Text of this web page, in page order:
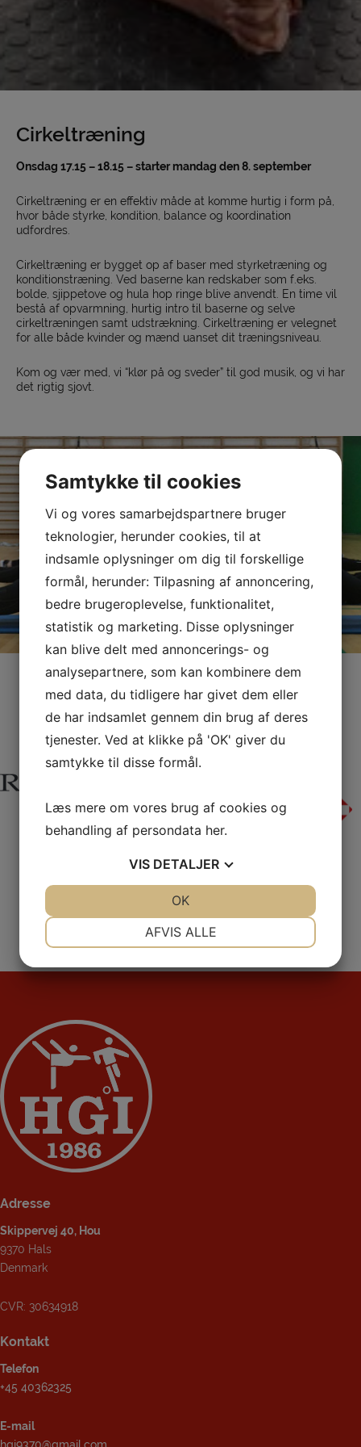
Cirkeltræning
Onsdag 17.15 – 18.15 – starter mandag den 8. september
Cirkeltræning er en effektiv måde at komme hurtig i form på,
hvor både styrke, kondition, balance og koordination
udfordres.
Cirkeltræning er bygget op af baser med styrketræning og
konditionstræning. Ved baserne kan redskaber som f.eks.
bolde, sjippetove og hula hop ringe blive anvendt. En time vil
bestå af opvarmning, hurtig intro til baserne og selve
cirkeltræningen samt udstrækning. Cirkeltræning er velegnet
for alle både kvinder og mænd uanset dit træningsniveau.
Kom og vær med, vi “klør på og sveder” til god musik, og vi har
det rigtig sjovt.
Sponsorer
Adresse
Skippervej 40, Hou
9370 Hals
Denmark
CVR: 30634918
Kontakt
Telefon
+45 40362325
E-mail
hgi9370@gmail.com
Samtykke til cookies
Vi og vores samarbejdspartnere bruger
teknologier, herunder cookies, til at
indsamle oplysninger om dig til forskellige
formål, herunder: Tilpasning af annoncering,
bedre brugeroplevelse, funktionalitet,
statistik og marketing. Disse oplysninger
kan blive delt med annoncerings- og
analysepartnere, som kan kombinere dem
med data, du tidligere har givet dem eller
de har indsamlet gennem din brug af deres
tjenester. Ved at klikke på 'OK' giver du
samtykke til disse formål.
Læs mere om vores brug af cookies og
behandling af persondata her.
VIS DETALJER
AFVIS ALLE
OK